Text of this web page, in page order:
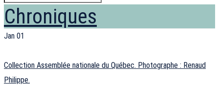
Chroniques
Jan 01
Collection Assemblée nationale du Québec. Photographe : Renaud
Philippe.